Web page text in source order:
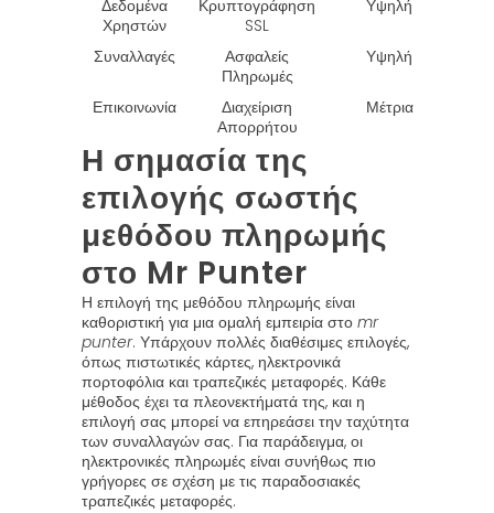
Δεδομένα
Χρηστών
Κρυπτογράφηση
SSL
Υψηλή
Συναλλαγές
Ασφαλείς
Πληρωμές
Υψηλή
Επικοινωνία
Διαχείριση
Απορρήτου
Μέτρια
Η σημασία της
επιλογής σωστής
μεθόδου πληρωμής
στο Mr Punter
Η επιλογή της μεθόδου πληρωμής είναι
καθοριστική για μια ομαλή εμπειρία στο mr
punter. Υπάρχουν πολλές διαθέσιμες επιλογές,
όπως πιστωτικές κάρτες, ηλεκτρονικά
πορτοφόλια και τραπεζικές μεταφορές. Κάθε
μέθοδος έχει τα πλεονεκτήματά της, και η
επιλογή σας μπορεί να επηρεάσει την ταχύτητα
των συναλλαγών σας. Για παράδειγμα, οι
ηλεκτρονικές πληρωμές είναι συνήθως πιο
γρήγορες σε σχέση με τις παραδοσιακές
τραπεζικές μεταφορές.